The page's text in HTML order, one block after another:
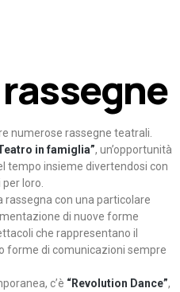
numerose rassegne teatrali.
in famiglia”, un’opportunità
tempo insieme divertendosi con
loro.
rassegna con una particolare
di nuove forme
che rappresentano il
forme di comunicazioni sempre
c’è “Revolution Dance”,